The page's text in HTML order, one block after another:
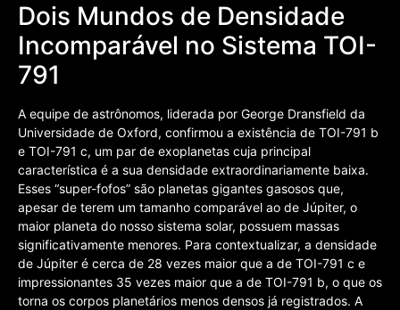
Dois Mundos de Densidade
Incomparável no Sistema TOI-
791
A equipe de astrônomos, liderada por George Dransfield da
Universidade de Oxford, confirmou a existência de TOI-791 b
e TOI-791 c, um par de exoplanetas cuja principal
característica é a sua densidade extraordinariamente baixa.
Esses “super-fofos” são planetas gigantes gasosos que,
apesar de terem um tamanho comparável ao de Júpiter, o
maior planeta do nosso sistema solar, possuem massas
significativamente menores. Para contextualizar, a densidade
de Júpiter é cerca de 28 vezes maior que a de TOI-791 c e
impressionantes 35 vezes maior que a de TOI-791 b, o que os
torna os corpos planetários menos densos já registrados. A